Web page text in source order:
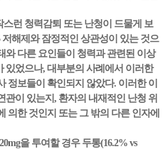
런 청력감퇴 또는 난청이 드물게 보
해제와 잠정적인 상관성이 있는 것으
와 다른 요인들이 청력과 관련된 이상
있었으나, 대부분의 사례에서 이러한
정보들이 확인되지 않았다. 이러한 이
이 있는지, 환자의 내재적인 난청 위
의한 것인지 또는 그 밖의 다른 인자에
을 투여할 경우 두통(16.2% vs